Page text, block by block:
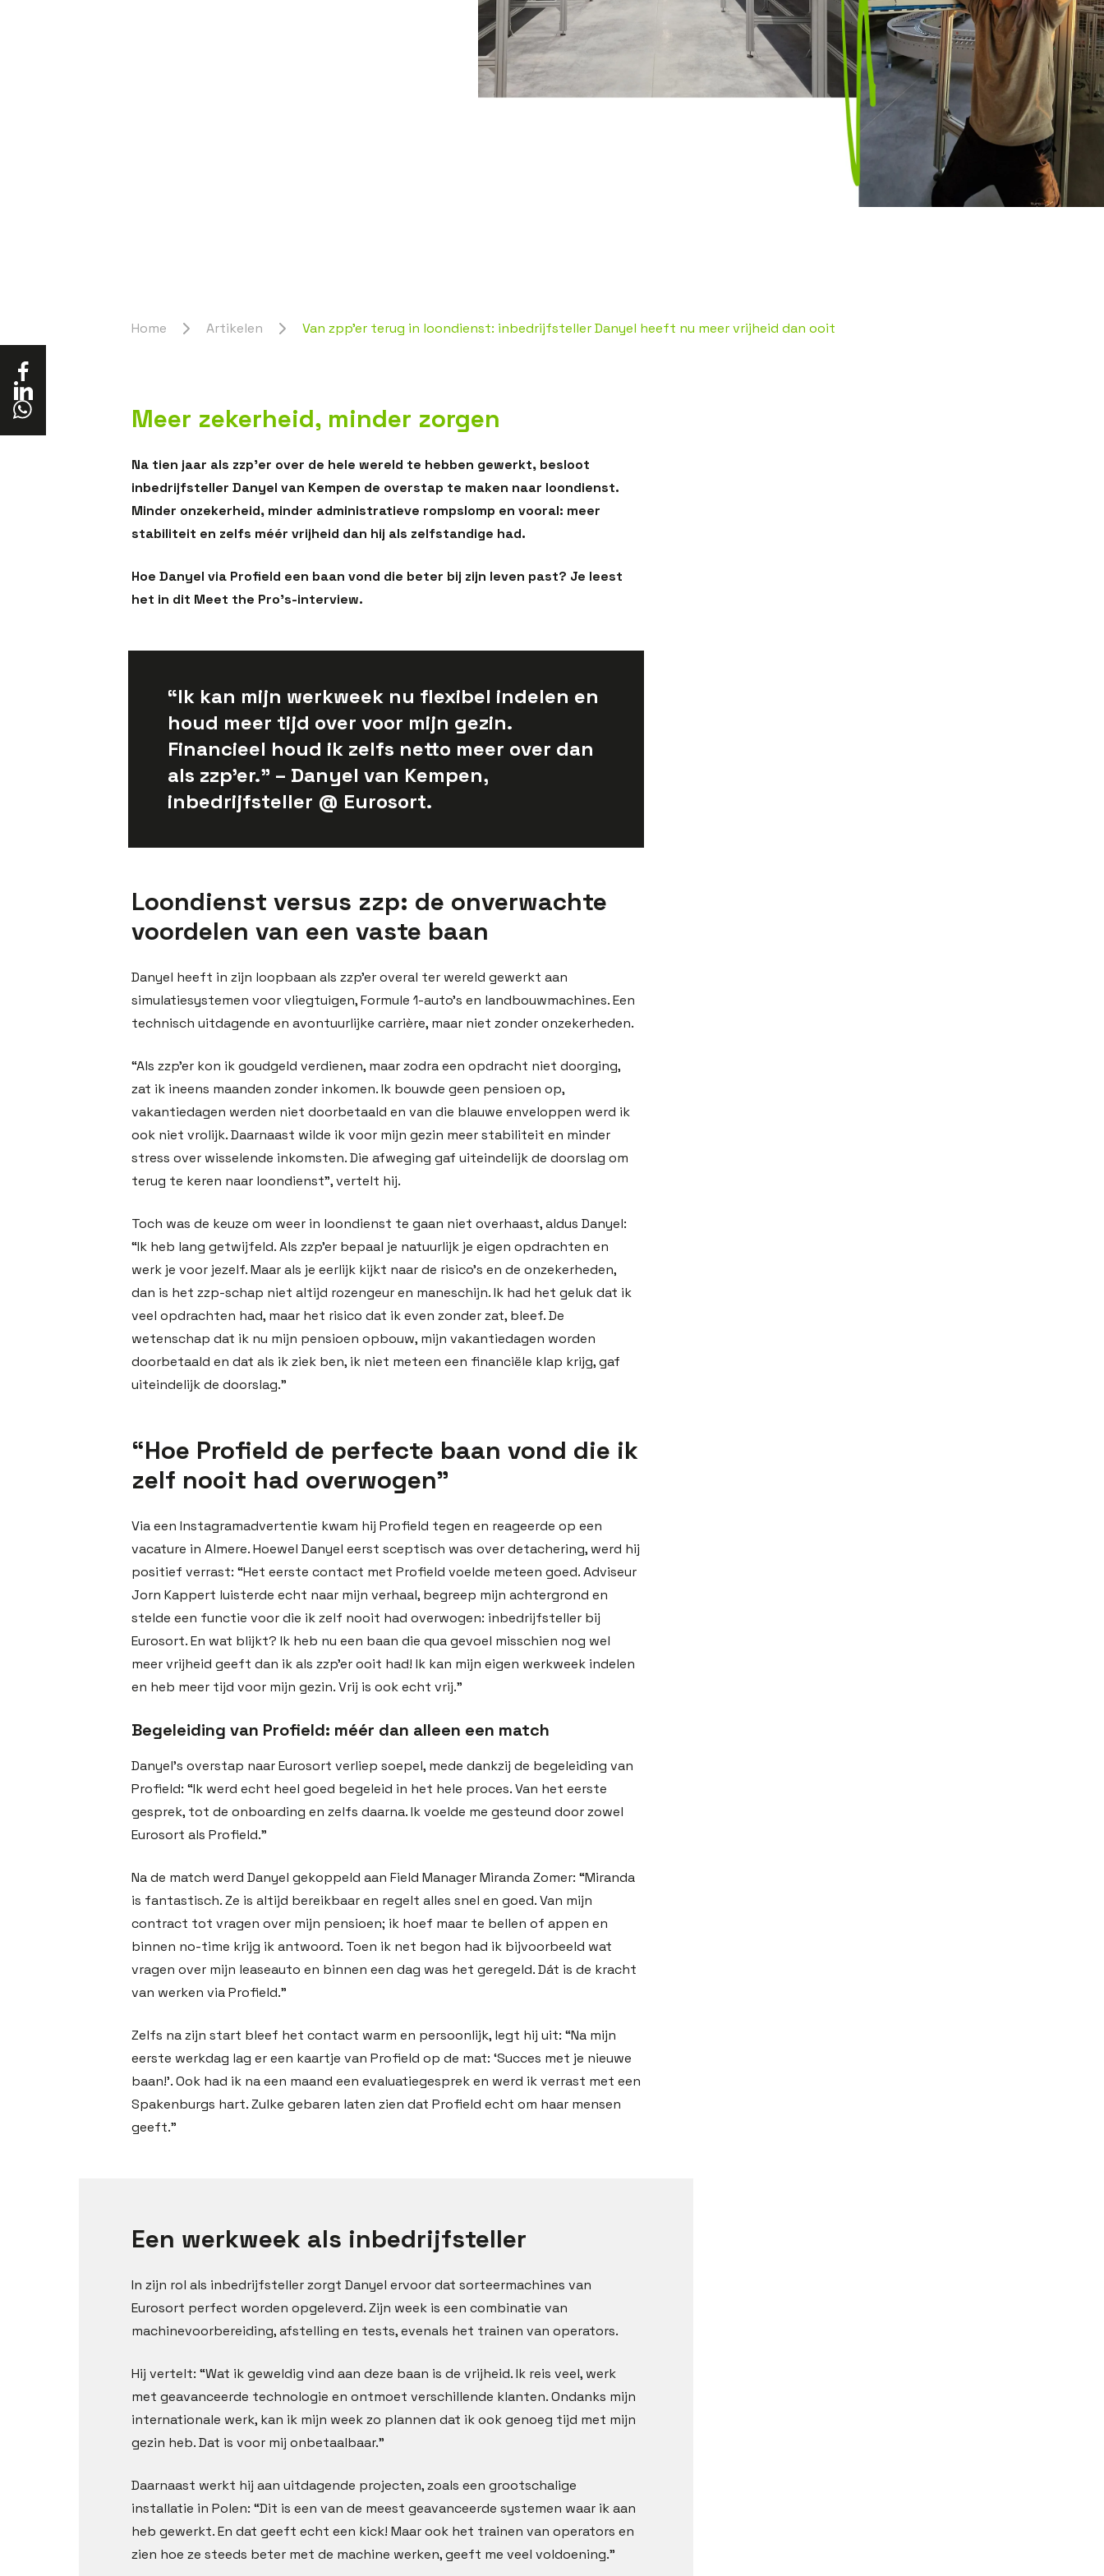
Home Artikelen Van zpp’er terug in loondienst: inbedrijfsteller Danyel heeft nu meer vrijheid dan ooit
Meer zekerheid, minder zorgen
Na tien jaar als zzp’er over de hele wereld te hebben gewerkt, besloot
inbedrijfsteller Danyel van Kempen de overstap te maken naar loondienst.
Minder onzekerheid, minder administratieve rompslomp en vooral: meer
stabiliteit en zelfs méér vrijheid dan hij als zelfstandige had.
Hoe Danyel via Profield een baan vond die beter bij zijn leven past? Je leest
het in dit Meet the Pro’s-interview.
“Ik kan mijn werkweek nu flexibel indelen en
houd meer tijd over voor mijn gezin.
Financieel houd ik zelfs netto meer over dan
als zzp’er.” – Danyel van Kempen,
inbedrijfsteller @ Eurosort.
Loondienst versus zzp: de onverwachte
voordelen van een vaste baan
Danyel heeft in zijn loopbaan als zzp’er overal ter wereld gewerkt aan
simulatiesystemen voor vliegtuigen, Formule 1-auto’s en landbouwmachines. Een
technisch uitdagende en avontuurlijke carrière, maar niet zonder onzekerheden.
“Als zzp’er kon ik goudgeld verdienen, maar zodra een opdracht niet doorging,
zat ik ineens maanden zonder inkomen. Ik bouwde geen pensioen op,
vakantiedagen werden niet doorbetaald en van die blauwe enveloppen werd ik
ook niet vrolijk. Daarnaast wilde ik voor mijn gezin meer stabiliteit en minder
stress over wisselende inkomsten. Die afweging gaf uiteindelijk de doorslag om
terug te keren naar loondienst”, vertelt hij.
Toch was de keuze om weer in loondienst te gaan niet overhaast, aldus Danyel:
“Ik heb lang getwijfeld. Als zzp’er bepaal je natuurlijk je eigen opdrachten en
werk je voor jezelf. Maar als je eerlijk kijkt naar de risico’s en de onzekerheden,
dan is het zzp-schap niet altijd rozengeur en maneschijn. Ik had het geluk dat ik
veel opdrachten had, maar het risico dat ik even zonder zat, bleef. De
wetenschap dat ik nu mijn pensioen opbouw, mijn vakantiedagen worden
doorbetaald en dat als ik ziek ben, ik niet meteen een financiële klap krijg, gaf
uiteindelijk de doorslag.”
“Hoe Profield de perfecte baan vond die ik
zelf nooit had overwogen”
Via een Instagramadvertentie kwam hij Profield tegen en reageerde op een
vacature in Almere. Hoewel Danyel eerst sceptisch was over detachering, werd hij
positief verrast: “Het eerste contact met Profield voelde meteen goed. Adviseur
Jorn Kappert luisterde echt naar mijn verhaal, begreep mijn achtergrond en
stelde een functie voor die ik zelf nooit had overwogen: inbedrijfsteller bij
Eurosort. En wat blijkt? Ik heb nu een baan die qua gevoel misschien nog wel
meer vrijheid geeft dan ik als zzp’er ooit had! Ik kan mijn eigen werkweek indelen
en heb meer tijd voor mijn gezin. Vrij is ook echt vrij.”
Begeleiding van Profield: méér dan alleen een match
Danyel’s overstap naar Eurosort verliep soepel, mede dankzij de begeleiding van
Profield: “Ik werd echt heel goed begeleid in het hele proces. Van het eerste
gesprek, tot de onboarding en zelfs daarna. Ik voelde me gesteund door zowel
Eurosort als Profield.”
Na de match werd Danyel gekoppeld aan Field Manager Miranda Zomer: “Miranda
is fantastisch. Ze is altijd bereikbaar en regelt alles snel en goed. Van mijn
contract tot vragen over mijn pensioen; ik hoef maar te bellen of appen en
binnen no-time krijg ik antwoord. Toen ik net begon had ik bijvoorbeeld wat
vragen over mijn leaseauto en binnen een dag was het geregeld. Dát is de kracht
van werken via Profield.”
Zelfs na zijn start bleef het contact warm en persoonlijk, legt hij uit: “Na mijn
eerste werkdag lag er een kaartje van Profield op de mat: ‘Succes met je nieuwe
baan!’. Ook had ik na een maand een evaluatiegesprek en werd ik verrast met een
Spakenburgs hart. Zulke gebaren laten zien dat Profield echt om haar mensen
geeft.”
Een werkweek als inbedrijfsteller
In zijn rol als inbedrijfsteller zorgt Danyel ervoor dat sorteermachines van
Eurosort perfect worden opgeleverd. Zijn week is een combinatie van
machinevoorbereiding, afstelling en tests, evenals het trainen van operators.
Hij vertelt: “Wat ik geweldig vind aan deze baan is de vrijheid. Ik reis veel, werk
met geavanceerde technologie en ontmoet verschillende klanten. Ondanks mijn
internationale werk, kan ik mijn week zo plannen dat ik ook genoeg tijd met mijn
gezin heb. Dat is voor mij onbetaalbaar.”
Daarnaast werkt hij aan uitdagende projecten, zoals een grootschalige
installatie in Polen: “Dit is een van de meest geavanceerde systemen waar ik aan
heb gewerkt. En dat geeft echt een kick! Maar ook het trainen van operators en
zien hoe ze steeds beter met de machine werken, geeft me veel voldoening.”